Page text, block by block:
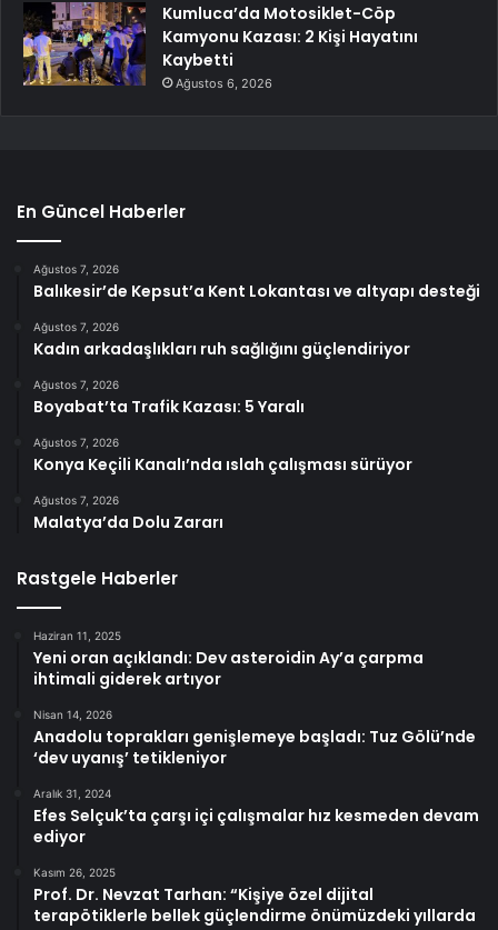
Kumluca’da Motosiklet-Cöp
Kamyonu Kazası: 2 Kişi Hayatını
Kaybetti
Ağustos 6, 2026
En Güncel Haberler
Ağustos 7, 2026
Balıkesir’de Kepsut’a Kent Lokantası ve altyapı desteği
Ağustos 7, 2026
Kadın arkadaşlıkları ruh sağlığını güçlendiriyor
Ağustos 7, 2026
Boyabat’ta Trafik Kazası: 5 Yaralı
Ağustos 7, 2026
Konya Keçili Kanalı’nda ıslah çalışması sürüyor
Ağustos 7, 2026
Malatya’da Dolu Zararı
Rastgele Haberler
Haziran 11, 2025
Yeni oran açıklandı: Dev asteroidin Ay’a çarpma
ihtimali giderek artıyor
Nisan 14, 2026
Anadolu toprakları genişlemeye başladı: Tuz Gölü’nde
‘dev uyanış’ tetikleniyor
Aralık 31, 2024
Efes Selçuk’ta çarşı içi çalışmalar hız kesmeden devam
ediyor
Kasım 26, 2025
Prof. Dr. Nevzat Tarhan: “Kişiye özel dijital
terapötiklerle bellek güçlendirme önümüzdeki yıllarda